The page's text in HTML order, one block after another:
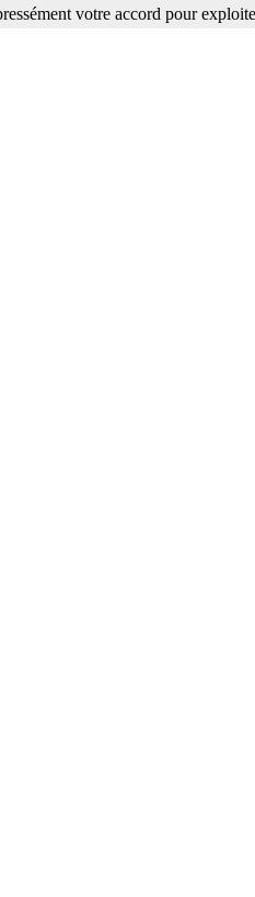
votre accord pour exploiter ces
votre accord pour